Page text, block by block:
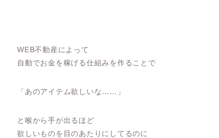
WEB不動産によって
自動でお金を稼げる仕組みを作ることで
「あのアイテム欲しいな……」
と喉から手が出るほど
欲しいものを目のあたりにしてるのに